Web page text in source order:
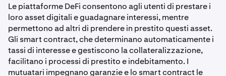
Le piattaforme DeFi consentono agli utenti di prestare i
loro asset digitali e guadagnare interessi, mentre
permettono ad altri di prendere in prestito questi asset.
Gli smart contract, che determinano automaticamente i
tassi di interesse e gestiscono la collateralizzazione,
facilitano i processi di prestito e indebitamento. I
mutuatari impegnano garanzie e lo smart contract le